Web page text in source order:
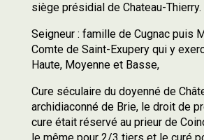
siège présidial de Chateau-Thierry.
Seigneur : famille de Cugnac puis
Comte de Saint-Exupery qui y
Haute, Moyenne et Basse,
Cure séculaire du doyenné de
archidiaconné de Brie, le droit de
cure était réservé au prieur de